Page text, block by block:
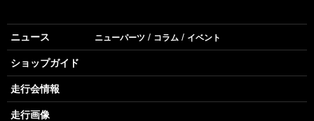
ニュース ニューパーツ コラム イベント
ショップガイド
走行会情報
走行画像